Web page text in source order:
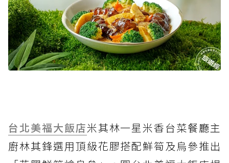
台北美福大飯店米其林一星米香台菜餐廳主
廚林其鋒選用頂級花膠搭配鮮筍及烏參推出